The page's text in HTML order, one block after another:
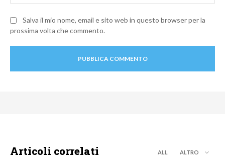
Salva il mio nome, email e sito web in questo browser per la
prossima volta che commento.
Articoli correlati ALL ALTRO